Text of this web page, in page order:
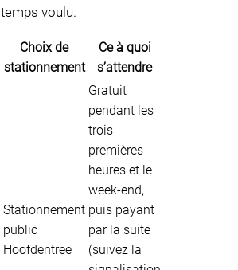
temps voulu.
Choix de
stationnement
Ce à quoi
s’attendre
Stationnement
public
Hoofdentree
Gratuit
pendant les
trois
premières
heures et le
week-end,
puis payant
par la suite
(suivez la